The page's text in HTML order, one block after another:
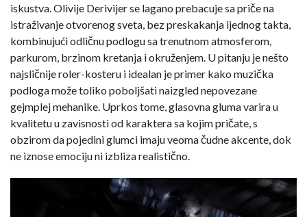
iskustva. Olivije Derivijer se lagano prebacuje sa priče na
istraživanje otvorenog sveta, bez preskakanja ijednog takta,
kombinujući odličnu podlogu sa trenutnom atmosferom,
parkurom, brzinom kretanja i okruženjem. U pitanju je nešto
najsličnije roler-kosteru i idealan je primer kako muzička
podloga može toliko poboljšati naizgled nepovezane
gejmplej mehanike. Uprkos tome, glasovna gluma varira u
kvalitetu u zavisnosti od karaktera sa kojim pričate, s
obzirom da pojedini glumci imaju veoma čudne akcente, dok
ne iznose emociju ni izbliza realistično.